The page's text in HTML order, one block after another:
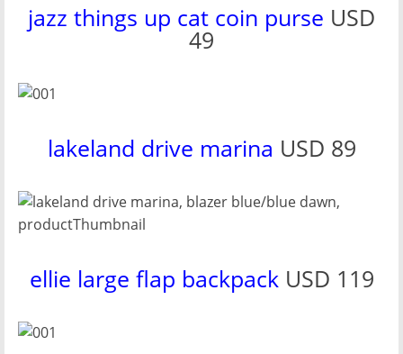
jazz things up cat coin purse USD
49
lakeland drive marina USD 89
ellie large flap backpackUSD 119